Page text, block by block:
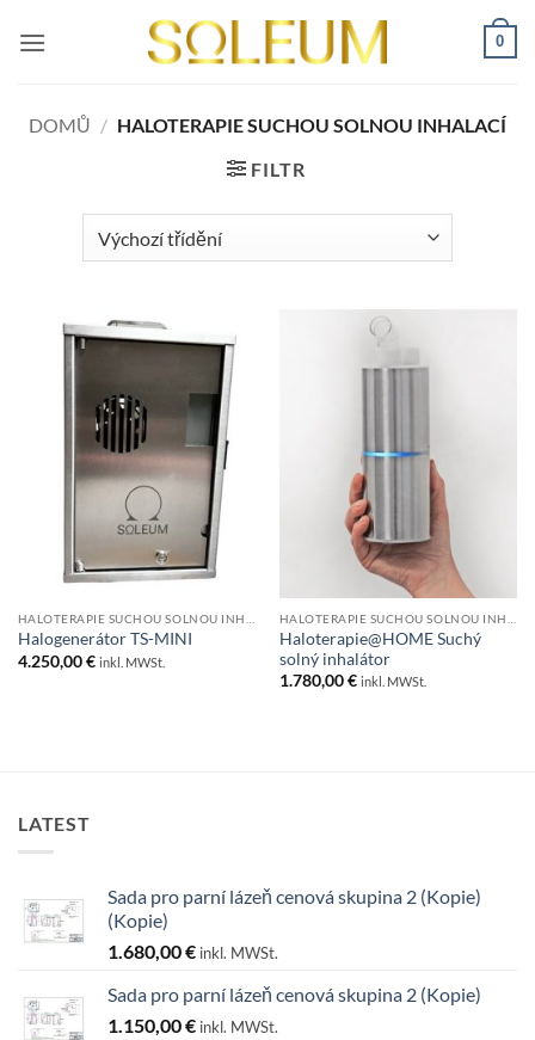
0
DOMŮ / HALOTERAPIE SUCHOU SOLNOU INHALACÍ
FILTR
Halogenerátor TS-MINI
4.250,00€ inkl. MWSt.
Haloterapie@HOME Suchý
solný inhalátor
1.780,00€ inkl. MWSt.
LATEST
Sada pro parní lázeň cenová skupina 2 (Kopie)
(Kopie)
1.680,00€ inkl. MWSt.
Sada pro parní lázeň cenová skupina 2 (Kopie)
1.150,00€ inkl. MWSt.